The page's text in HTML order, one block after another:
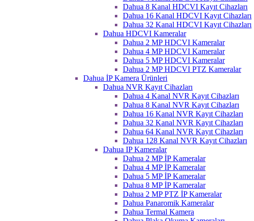
Dahua 8 Kanal HDCVI Kayıt Cihazları
Dahua 16 Kanal HDCVI Kayıt Cihazları
Dahua 32 Kanal HDCVI Kayıt Cihazları
Dahua HDCVI Kameralar
Dahua 2 MP HDCVI Kameralar
Dahua 4 MP HDCVI Kameralar
Dahua 5 MP HDCVI Kameralar
Dahua 2 MP HDCVI PTZ Kameralar
Dahua İP Kamera Ürünleri
Dahua NVR Kayıt Cihazları
Dahua 4 Kanal NVR Kayıt Cihazları
Dahua 8 Kanal NVR Kayıt Cihazları
Dahua 16 Kanal NVR Kayıt Cihazları
Dahua 32 Kanal NVR Kayıt Cihazları
Dahua 64 Kanal NVR Kayıt Cihazları
Dahua 128 Kanal NVR Kayıt Cihazları
Dahua IP Kameralar
Dahua 2 MP İP Kameralar
Dahua 4 MP İP Kameralar
Dahua 5 MP İP Kameralar
Dahua 8 MP İP Kameralar
Dahua 2 MP PTZ İP Kameralar
Dahua Panaromik Kameralar
Dahua Termal Kamera